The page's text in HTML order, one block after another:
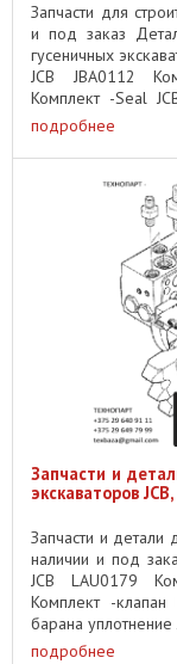
Запчасти для
и под заказ
гусеничных
JCB JBA0112
Комплект -Seal
Репа JCB LQU0077
подробнее
Запчасти и
экскаваторов
Запчасти и детали
наличии и под
JCB LAU0179
Комплект -
барана
уплотнение JCB
подробнее